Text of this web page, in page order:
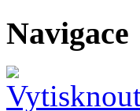
Navigace